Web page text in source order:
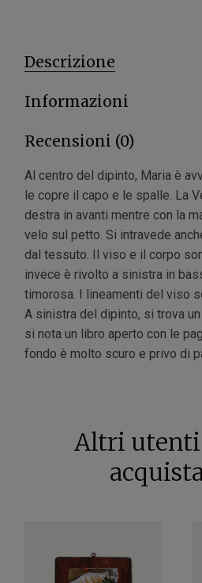
Descrizione
Informazioni
Recensioni (0)
Al centro del dipinto, Maria è
le copre il capo e le spalle. La
destra in avanti mentre con la
velo sul petto. Si intravede
dal tessuto. Il viso e il corpo
invece è rivolto a sinistra in
timorosa. I lineamenti del viso
A sinistra del dipinto, si trova
si nota un libro aperto con le
fondo è molto scuro e privo di
Altri